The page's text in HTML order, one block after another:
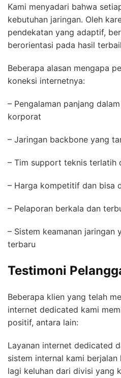
Kami menyadari bahwa
kebutuhan jaringan. Oleh
pendekatan yang adaptif,
berorientasi pada hasil
Beberapa alasan mengapa
koneksi internetnya:
– Pengalaman panjang
korporat
– Jaringan backbone yang
– Tim support teknis terlatih
– Harga kompetitif dan bisa
– Pelaporan berkala dan
– Sistem keamanan jaringan
terbaru
Testimoni
Beberapa klien yang telah
internet dedicated kami
positif, antara lain:
Layanan internet dedicated
sistem internal kami
lagi keluhan dari divisi yang